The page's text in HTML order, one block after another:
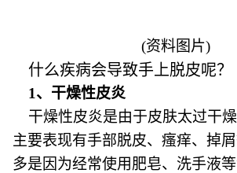
(资料图片)
什么疾病会导致手上脱皮呢？
1、干燥性皮炎
干燥性皮炎是由于皮肤太过干
主要表现有手部脱皮、瘙痒、掉
多是因为经常使用肥皂、洗手液